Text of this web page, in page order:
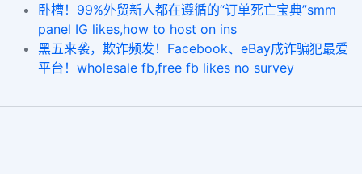
卧槽！99%外贸新人都在遵循的“订单死亡宝典”smm
panel IG likes,how to host on ins
黑五来袭，欺诈频发！Facebook、eBay成诈骗犯最爱
平台！wholesale fb,free fb likes no survey